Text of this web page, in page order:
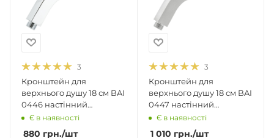
3
Кронштейн для
верхнього душу 18 см BAI
0446 настінний
квадратний
полірований хром
Є в наявності
880 грн./шт
3
Кронштейн для
верхнього душу 18 см BAI
0447 настінний
квадратний матовий
Є в наявності
1 010 грн./шт